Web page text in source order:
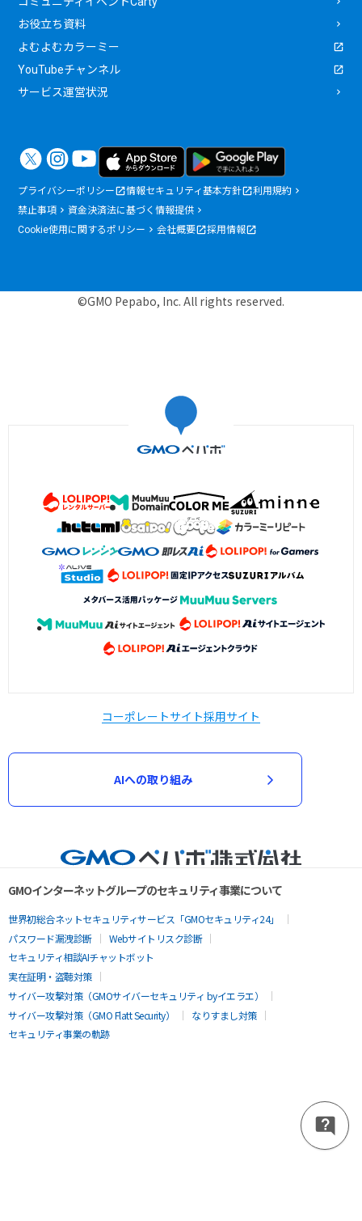
お役立ち資料
よむよむカラーミー
YouTubeチャンネル
サービス運営状況
プライバシーポリシー 情報セキュリティ基本方針
利用規約
禁止事項
資金決済法に基づく情報提供
Cookie使用に関するポリシー
会社概要 採用情報
©GMO Pepabo, Inc. All rights reserved.
コーポレートサイト採用サイト
AIへの取り組み
GMOインターネットグループのセキュリティ事業について
世界初総合ネットセキュリティサービス「GMOセキュリティ24」
パスワード漏洩診断
Webサイトリスク診断
セキュリティ相談AIチャットボット
実在証明・盗聴対策
サイバー攻撃対策（GMOサイバーセキュリティ byイエラエ）
サイバー攻撃対策（GMO Flatt Security）
なりすまし対策
セキュリティ事業の軌跡